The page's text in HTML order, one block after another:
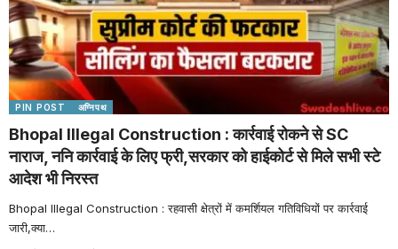
PIN POST अग्निपथ
Bhopal Illegal Construction : कार्रवाई रोकने से SC
नाराज, ननि कार्रवाई के लिए फ्री,सरकार को हाईकोर्ट से मिले सभी स्टे
आदेश भी निरस्त
Bhopal Illegal Construction : रहवासी क्षेत्रों में कमर्शियल गतिविधियों पर कार्रवाई
जारी,क्या…